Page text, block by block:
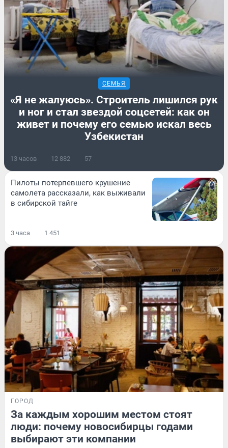
СЕМЬЯ
«Я не жалуюсь». Строитель лишился рук
и ног и стал звездой соцсетей: как он
живет и почему его семью искал весь
Узбекистан
13 часов 12 882 57
Пилоты потерпевшего крушение
самолета рассказали, как выживали
в сибирской тайге
3 часа 1 451
ГОРОД
За каждым хорошим местом стоят
люди: почему новосибирцы годами
выбирают эти компании